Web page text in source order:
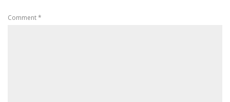
Comment*